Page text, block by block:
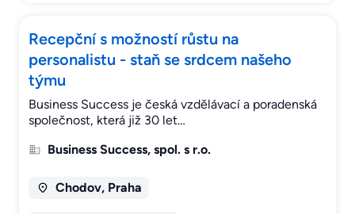
Recepční s možností růstu na
personalistu - staň se srdcem našeho
týmu
Business Success je česká vzdělávací a poradenská
společnost, která již 30 let…
Business Success, spol. s r.o.
Chodov, Praha